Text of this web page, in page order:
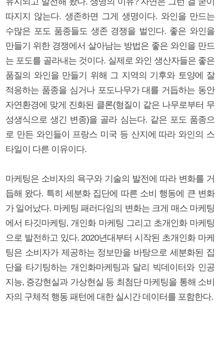
따지지 않는다. 생존하면 그게 생명이다. 와인을 만드는
수많은 포도 품종들도 생존 경쟁을 벌인다. 좋은 와인을
만들기 위한 경쟁에서 살아남는 방법은 좋은 와인을 만드
는 포도를 골라내는 것이다. 실제로 와인 생산자들은 좋은
품질의 와인을 만들기 위해 그 지역의 기후와 토양에 잘
적응하는 품종을 심거나 포도나무가 대를 거듭하는 동안
자연환경에 맞게 진화된 클론(형질이 같은 나무로부터 무
성생식으로 생긴 변종)을 골라 심는다. 같은 포도 품종으
로 만든 와인들이 프랑스 미국 등 산지에 따라 와인의 스
타일이 다른 이유이다.
마케팅은 소비자의 욕구와 기술의 발전에 따라 변화를 거
듭해 왔다. 특히 세분화 집단에 따른 소비 행동에 큰 변화
가 일어났다. 마케팅 패러다임의 변화는 크게 매스 마케팅
에서 타깃마케팅, 개인화 마케팅 그리고 초개인화 마케팅
으로 발전하고 있다. 2020년대부터 시작된 초개인화 마케
팅은 소비자가 제공하는 정보만을 바탕으로 세분화된 집
단을 타기팅하는 개인화마케팅과 달리 빅데이터와 인공
지능, 증강현실과 가상현실 등 최첨단 마케팅을 통해 소비
자의 구체적 행동 패턴에 대한 실시간 데이터를 포함한다.